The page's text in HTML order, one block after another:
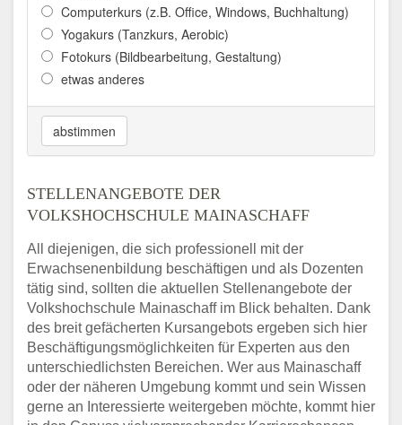
Computerkurs (z.B. Office, Windows, Buchhaltung)
Yogakurs (Tanzkurs, Aerobic)
Fotokurs (Bildbearbeitung, Gestaltung)
etwas anderes
abstimmen
STELLENANGEBOTE DER
VOLKSHOCHSCHULE MAINASCHAFF
All diejenigen, die sich professionell mit der
Erwachsenenbildung beschäftigen und als Dozenten
tätig sind, sollten die aktuellen Stellenangebote der
Volkshochschule Mainaschaff im Blick behalten. Dank
des breit gefächerten Kursangebots ergeben sich hier
Beschäftigungsmöglichkeiten für Experten aus den
unterschiedlichsten Bereichen. Wer aus Mainaschaff
oder der näheren Umgebung kommt und sein Wissen
gerne an Interessierte weitergeben möchte, kommt hier